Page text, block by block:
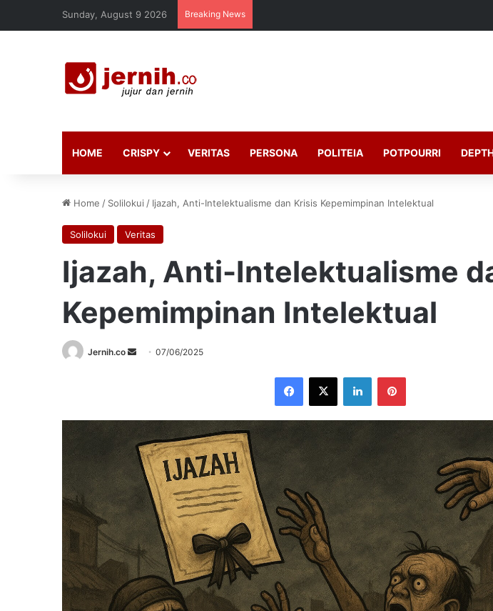
Sunday, August 9 2026 Breaking News
HOME CRISPY VERITAS PERSONA POLITEIA POTPOURRI
Home / Solilokui / Ijazah, Anti-Intelektualisme dan Krisis Kepemimpinan Intelektual
Solilokui Veritas
Ijazah, Anti-Intelektualisme
Kepemimpinan Intelektual
Jernih.co
Send07/06/2025
Facebook
X LinkedInPinterest